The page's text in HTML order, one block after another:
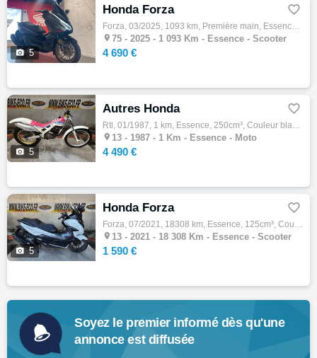
 5
Honda Forza 
Forza, 03/2025, 1093 km, Première main, Essence, 125cm³, 4690 € Equipements : ? À découvrir chez Honda 4en1 : ce superbe HONDA FORZA SE 125…
 75 - 2025 - 1 093 Km - Essence - Scooter
4 690 €
 5
Autres Honda 
Rtl, 01/1987, 1 km, Essence, 250cm³, Couleur blanc, 4490 € Equipements : Rare oportunité d'acquerir une RTL 250 S ! Moto produite en petite…
 13 - 1987 - 1 Km - Essence - Moto
4 490 €
 5
Honda Forza 
Forza, 07/2021, 18308 km, Essence, 125cm³, Couleur blanc, 1590 € Equipements : HONDA NSS 125 FORZA Scooter accidenté vendu en procédure RSV…
 13 - 2021 - 18 308 Km - Essence - Scooter
1 590 €
Soyez le premier informé dès qu'une
annonce est diffusée